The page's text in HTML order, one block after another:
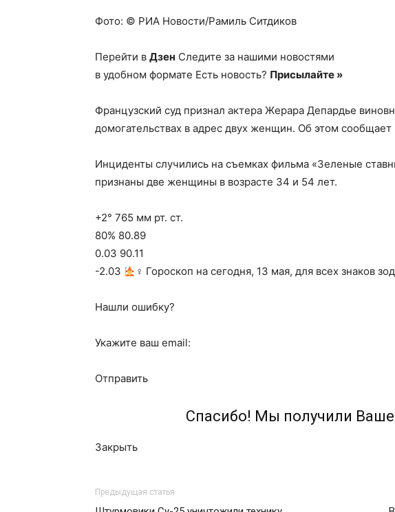
Фото: © РИА Новости/Рамиль Ситдиков
Перейти в Дзен Следите за нашими новостями
в удобном формате Есть новость? Присылайте »
Французский суд признал актера Жерара Депардье
домогательствах в адрес двух женщин. Об этом
Инциденты случились на съемках фильма «Зеленые
признаны две женщины в возрасте 34 и 54 лет.
+2° 765 мм рт. ст.
80% 80.89
0.03 90.11
-2.03
‍♀ Гороскоп на сегодня, 13 мая, для всех знаков
Нашли ошибку?
Укажите ваш email:
Отправить
Спасибо! Мы получили
Закрыть
Предыдущая статья